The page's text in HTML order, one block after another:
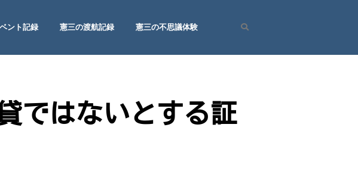
ント記録 憲三の渡航記録
憲三の不思議体験
ではないとする証